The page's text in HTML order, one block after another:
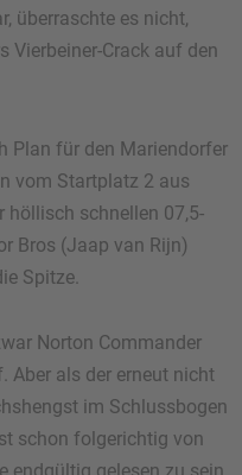
überraschte es nicht,
Vierbeiner-Crack auf den
Plan für den Mariendorfer
vom Startplatz 2 aus
höllisch schnellen 07,5-
Bros (Jaap van Rijn)
Spitze.
Norton Commander
Aber als der erneut nicht
im Schlussbogen
schon folgerichtig von